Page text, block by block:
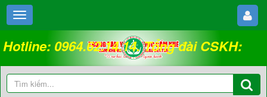
Hotline: 0964.62.14.14. Tổng đài CSKH:
18008262